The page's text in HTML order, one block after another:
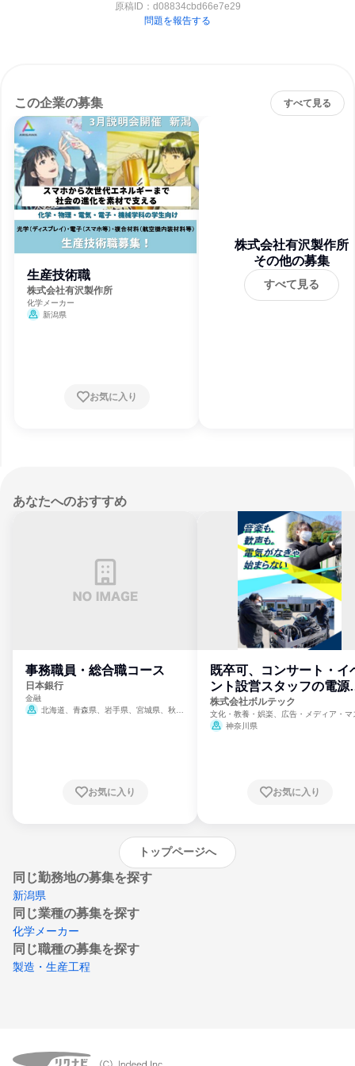
原稿ID： d08834cbd66e7e29
問題を報告する
この企業の募集 すべて見る
生産技術職
株式会社有沢製作所
化学メーカー
新潟県
お気に入り
株式会社有沢製作所
その他の募集
すべて見る
あなたへのおすすめ
事務職員・総合職コース
日本銀行
金融
北海道、青森県、岩手県、宮城県、秋田
崎県、熊本県、大分県、宮崎県、鹿児島県、
お気に入り
既卒可、コンサート・イ
ント設営スタッフの電源
門
株式会社ボルテック
文化・教養・娯楽、広告・メディア・マ
ミ、電力・ガス・水道・エネルギー
神奈川県
お気に入り
トップページへ
同じ勤務地の募集を探す
新潟県
同じ業種の募集を探す
化学メーカー
同じ職種の募集を探す
製造・生産工程